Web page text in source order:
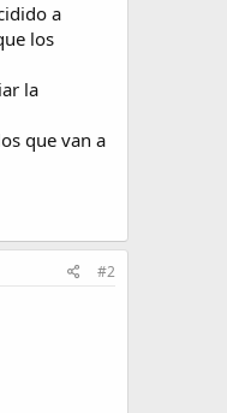
a
los
la
que van a
#2